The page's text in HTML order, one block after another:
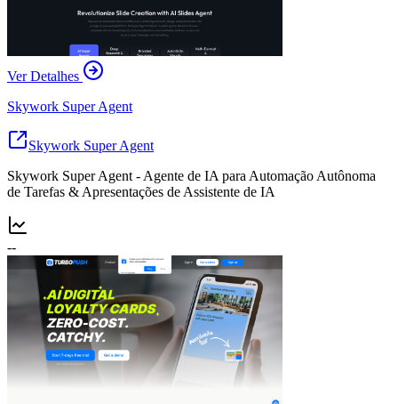
Ver Detalhes
Skywork Super Agent
Skywork Super Agent
Skywork Super Agent - Agente de IA para Automação Autônoma
de Tarefas & Apresentações de Assistente de IA
--